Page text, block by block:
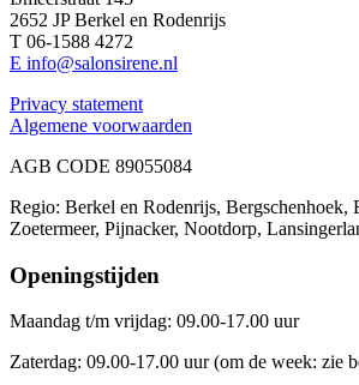
2652 JP Berkel en Rodenrijs
T 06-1588 4272
E info@salonsirene.nl
Privacy statement
Algemene voorwaarden
AGB CODE 89055084
Regio: Berkel en Rodenrijs, Bergschenhoek,
Zoetermeer, Pijnacker, Nootdorp,
Openingstijden
Maandag t/m vrijdag: 09.00-17.00 uur
Zaterdag: 09.00-17.00 uur (om de week: zie